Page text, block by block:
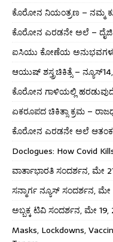
ಕೊರೋನ ನಿಯಂತ್ರಣ – ನಮ್ಮ
ಕೊರೋನ ಎರಡನೇ ಅಲೆ – ದೈಜಿ
ಐಸಿಯು ಕೋಣೆಯ ಅನುಭವಗಳು
ಆಯುಷ್ ಶಸ್ತ್ರಚಿಕಿತ್ಸೆ –
ಕೊರೋನ ಗಾಳಿಯಲ್ಲಿ
ಏಕರೂಪದ ಚಿಕಿತ್ಸಾ ಕ್ರಮ –
ಕೊರೋನ ಎರಡನೇ ಅಲೆ ಆತಂಕ
Doclogues: How Covid
ವಾರ್ತಾಭಾರತಿ ಸಂದರ್ಶನ, ಮೇ
ಸನ್ಮಾರ್ಗ ನ್ಯೂಸ್ ಸಂದರ್ಶನ, ಮೇ
ಅಬ್ಬಕ್ಕ ಟಿವಿ ಸಂದರ್ಶನ, ಮೇ 19,
Masks, Lockdowns,